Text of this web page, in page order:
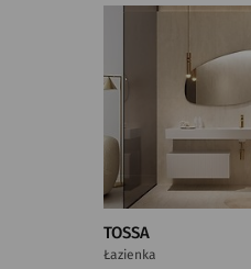
TOSSA
Łazienka